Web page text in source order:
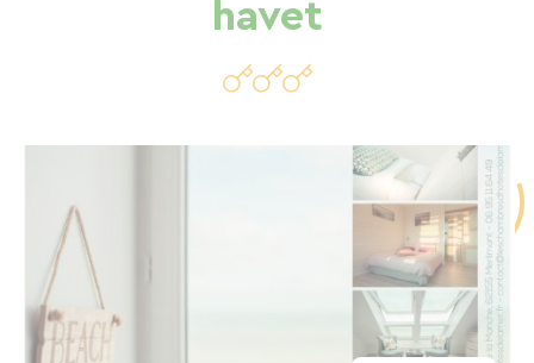
havet